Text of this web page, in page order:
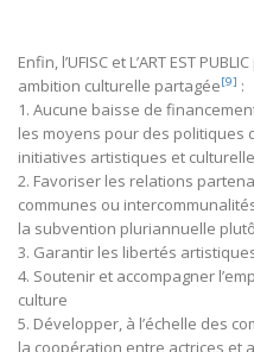
Enfin, l’UFISC et L’ART EST
ambition culturelle partagée[9] :
1. Aucune baisse de
les moyens pour des politiques
initiatives artistiques et
2. Favoriser les relations
communes ou
la subvention pluriannuelle
3. Garantir les libertés
4. Soutenir et accompagner
culture
5. Développer, à l’échelle des
la coopération entre actrices et